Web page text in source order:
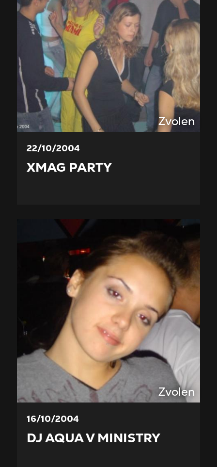
Zvolen
22/10/2004
XMAG PARTY
Zvolen
16/10/2004
DJ AQUA V MINISTRY